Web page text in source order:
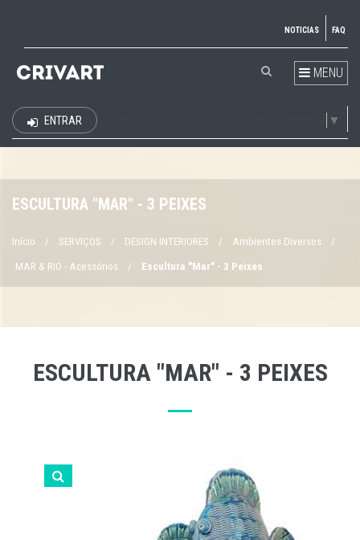
NOTICIAS FAQ
MENU
▼
ENTRAR
ESCULTURA "MAR" - 3 PEIXES
Início / SERVIÇOS / DESIGN INTERIORES / Ambientes Diversos /
MAR & RIO - Acessórios / Escultura "Mar" - 3 Peixes
ESCULTURA "MAR" - 3 PEIXES